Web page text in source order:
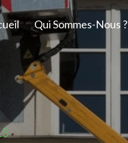
Qui Sommes-Nous ?